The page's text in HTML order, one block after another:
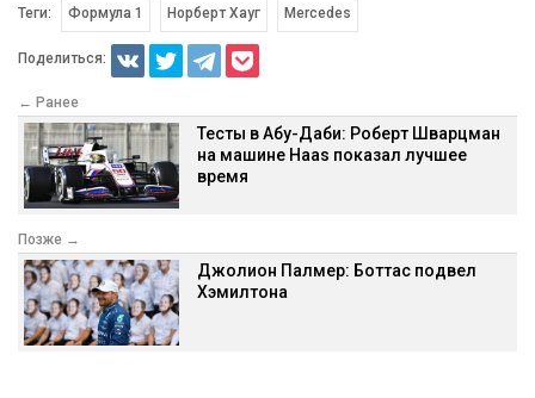
Теги: Формула 1 Норберт Хауг Mercedes
Поделиться:
← Ранее
Тесты в Абу-Даби: Роберт Шварцман
на машине Haas показал лучшее
время
Позже →
Джолион Палмер: Боттас подвел
Хэмилтона